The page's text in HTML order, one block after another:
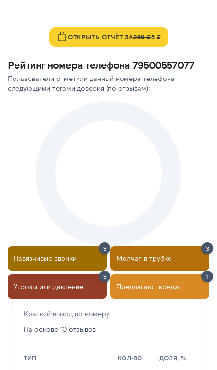
ОТКРЫТЬ ОТЧЁТ ЗА299 ₽5 ₽
Рейтинг номера телефона 79500557077
Пользователи отметили данный номера телефона
следующими тегами доверия (по отзывам):
Навязчивые звонки
3
Молчат в трубке
3
Угрозы или давление
3
Предлагают кредит
1
Краткий вывод по номеру
На основе 10 отзывов
ТИП КОЛ-ВО ДОЛЯ, %